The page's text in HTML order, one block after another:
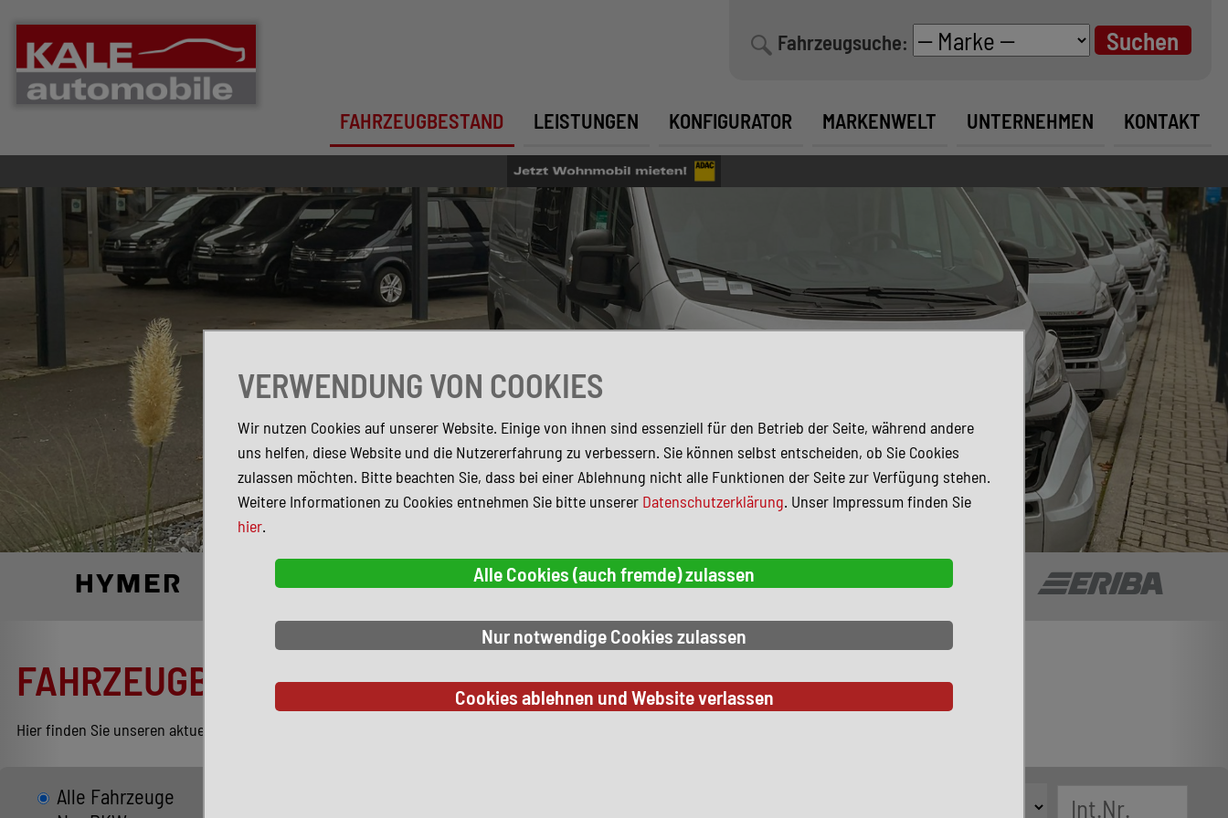
Fahrzeugsuche:
FAHRZEUGBESTAND LEISTUNGEN KONFIGURATOR MARKENWELT UNTERNEHMEN KONTAKT
FAHRZEUGBESTAND
Hier finden Sie unseren aktuellen Bestand entsprechend Ihren Suchkriterien.
Alle Fahrzeuge
VERWENDUNG VON COOKIES
Wir nutzen Cookies auf unserer Website. Einige von ihnen sind essenziell für den Betrieb der Seite, während andere
uns helfen, diese Website und die Nutzererfahrung zu verbessern. Sie können selbst entscheiden, ob Sie Cookies
zulassen möchten. Bitte beachten Sie, dass bei einer Ablehnung nicht alle Funktionen der Seite zur Verfügung stehen.
Weitere Informationen zu Cookies entnehmen Sie bitte unserer Datenschutzerklärung. Unser Impressum finden Sie
hier.